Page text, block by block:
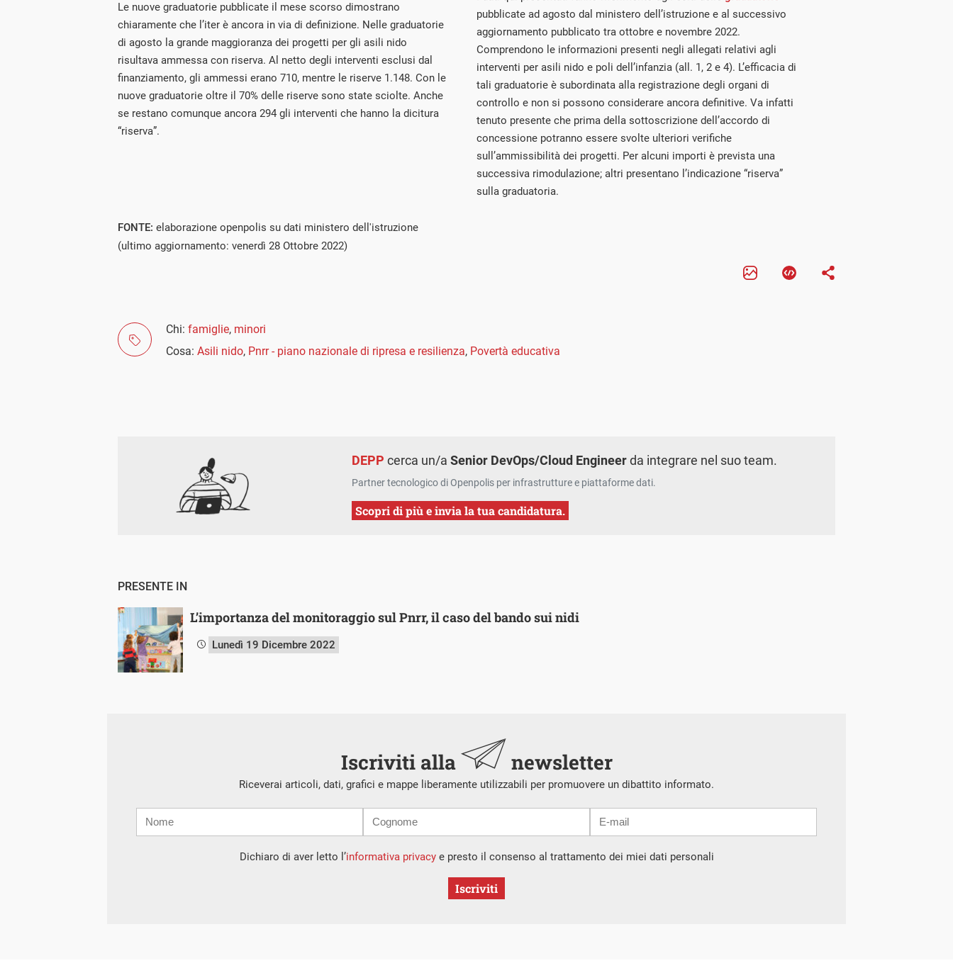
Le nuove graduatorie pubblicate il mese scorso dimostrano
chiaramente che l’iter è ancora in via di definizione. Nelle graduatorie
di agosto la grande maggioranza dei progetti per gli asili nido
risultava ammessa con riserva. Al netto degli interventi esclusi dal
finanziamento, gli ammessi erano 710, mentre le riserve 1.148. Con le
nuove graduatorie oltre il 70% delle riserve sono state sciolte. Anche
se restano comunque ancora 294 gli interventi che hanno la dicitura
“riserva”.
pubblicate ad agosto dal ministero dell’istruzione e al successivo
aggiornamento pubblicato tra ottobre e novembre 2022.
Comprendono le informazioni presenti negli allegati relativi agli
interventi per asili nido e poli dell’infanzia (all. 1, 2 e 4). L’efficacia di
tali graduatorie è subordinata alla registrazione degli organi di
controllo e non si possono considerare ancora definitive. Va infatti
tenuto presente che prima della sottoscrizione dell’accordo di
concessione potranno essere svolte ulteriori verifiche
sull’ammissibilità dei progetti. Per alcuni importi è prevista una
successiva rimodulazione; altri presentano l’indicazione “riserva”
sulla graduatoria.
FONTE: elaborazione openpolis su dati ministero dell'istruzione
(ultimo aggiornamento: venerdì 28 Ottobre 2022)
Chi: famiglie, minori
Cosa: Asili nido, Pnrr - piano nazionale di ripresa e resilienza, Povertà educativa
DEPP cerca un/aSenior DevOps/Cloud Engineerda integrare nel suo team.
Partner tecnologico di Openpolis per infrastrutture e piattaforme dati.
Scopri di più e invia la tua candidatura.
PRESENTE IN
L’importanza del monitoraggio sul Pnrr, il caso del bando sui nidi
Lunedì 19 Dicembre 2022
Iscriviti alla newsletter
Riceverai articoli, dati, grafici e mappe liberamente utilizzabili per promuovere un dibattito informato.
mail
Dichiaro di aver letto l’informativa privacye presto il consenso al trattamento dei miei dati personali
Iscriviti